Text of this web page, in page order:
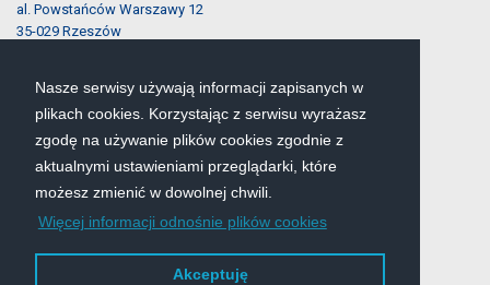
Nasze serwisy używają informacji zapisanych w
plikach cookies. Korzystając z serwisu wyrażasz
zgodę na używanie plików cookies zgodnie z
aktualnymi ustawieniami przeglądarki, które
możesz zmienić w dowolnej chwili.
Więcej informacji odnośnie plików cookies
Akceptuję
al. Powstańców Warszawy 12
35-029 Rzeszów
tel.:(17) 743-25-40
e-mail: rekrutacja@prz.edu.pl
Mapa serwisu
Deklaracja dostępności